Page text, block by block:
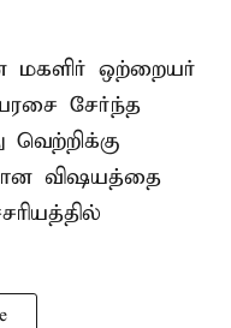
மகளிர் ஒற்றையர்
சேர்ந்த
வெற்றிக்கு
விஷயத்தை